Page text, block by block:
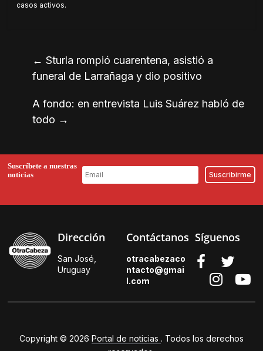
casos activos.
← Sturla rompió cuarentena, asistió a
funeral de Larrañaga y dio positivo
A fondo: en entrevista Luis Suárez habló de
todo →
Suscríbete a nuestras
noticias
Dirección
San José,
Uruguay
Contáctanos
otracabezaco
ntacto@gmai
l.com
Síguenos
Copyright © 2026 Portal de noticias . Todos los derechos